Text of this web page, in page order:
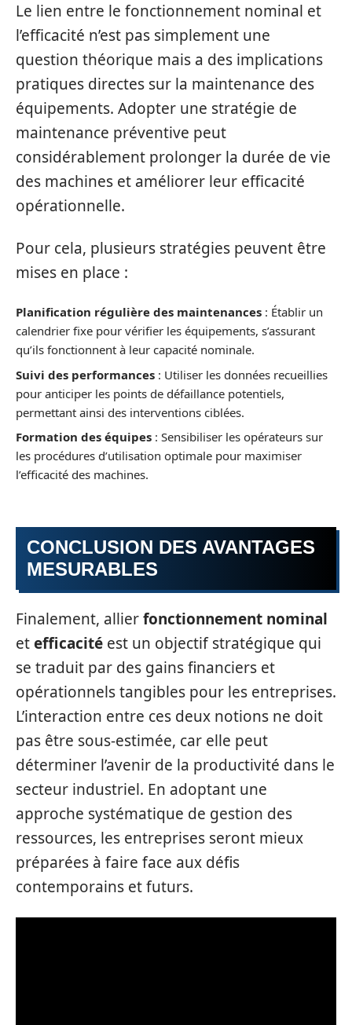
Le lien entre le fonctionnement nominal et
l’efficacité n’est pas simplement une
question théorique mais a des implications
pratiques directes sur la maintenance des
équipements. Adopter une stratégie de
maintenance préventive peut
considérablement prolonger la durée de vie
des machines et améliorer leur efficacité
opérationnelle.
Pour cela, plusieurs stratégies peuvent être
mises en place :
Planification régulière des maintenances : Établir un
calendrier fixe pour vérifier les équipements, s’assurant
qu’ils fonctionnent à leur capacité nominale.
Suivi des performances : Utiliser les données recueillies
pour anticiper les points de défaillance potentiels,
permettant ainsi des interventions ciblées.
Formation des équipes : Sensibiliser les opérateurs sur
les procédures d’utilisation optimale pour maximiser
l’efficacité des machines.
CONCLUSION DES AVANTAGES
MESURABLES
Finalement, allierfonctionnement nominal
etefficacité est un objectif stratégique qui
se traduit par des gains financiers et
opérationnels tangibles pour les entreprises.
L’interaction entre ces deux notions ne doit
pas être sous-estimée, car elle peut
déterminer l’avenir de la productivité dans le
secteur industriel. En adoptant une
approche systématique de gestion des
ressources, les entreprises seront mieux
préparées à faire face aux défis
contemporains et futurs.